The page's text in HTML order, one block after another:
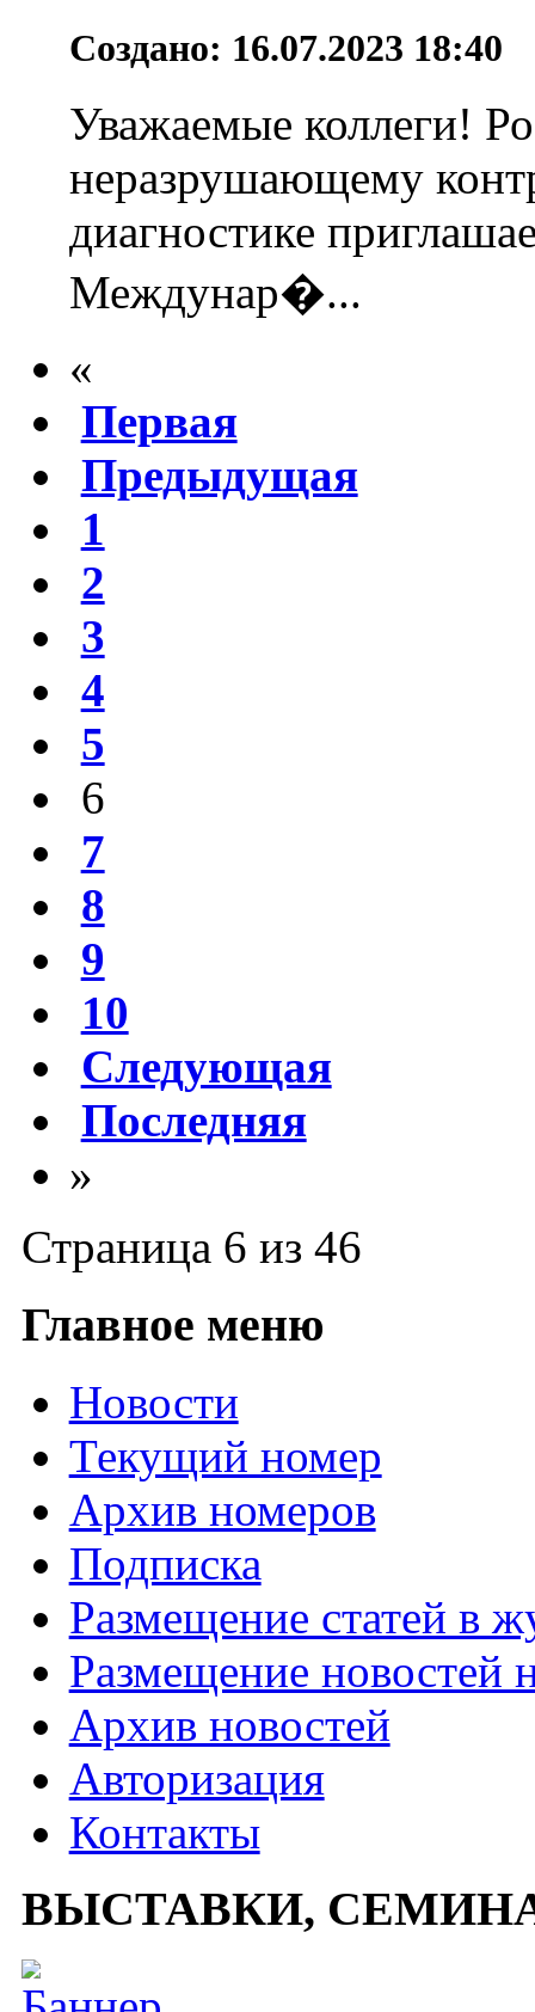
Создано: 16.07.2023 18:40
Уважаемые коллеги!
неразрушающему
диагностике
Междунар�...
«
Первая
Предыдущая
1
2
3
4
5
6
7
8
9
10
Следующая
Последняя
»
Страница 6 из 46
Главное меню
Новости
Текущий номер
Архив номеров
Подписка
Размещение статей в
Размещение новостей
Архив новостей
Авторизация
Контакты
ВЫСТАВКИ,